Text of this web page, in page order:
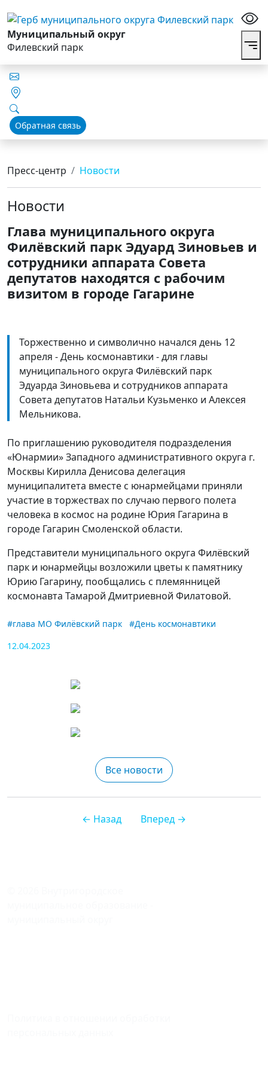
Муниципальный округ
Филевский парк
Обратная связь
Пресс-центр Новости
Новости
Глава муниципального округа
Филёвский парк Эдуард Зиновьев и
сотрудники аппарата Совета
депутатов находятся с рабочим
визитом в городе Гагарине
Торжественно и символично начался день 12
апреля - День космонавтики - для главы
муниципального округа Филёвский парк
Эдуарда Зиновьева и сотрудников аппарата
Совета депутатов Натальи Кузьменко и Алексея
Мельникова.
По приглашению руководителя подразделения
«Юнармии» Западного административного округа г.
Москвы Кирилла Денисова делегация
муниципалитета вместе с юнармейцами приняли
участие в торжествах по случаю первого полета
человека в космос на родине Юрия Гагарина в
городе Гагарин Смоленской области.
Представители муниципального округа Филёвский
парк и юнармейцы возложили цветы к памятнику
Юрию Гагарину, пообщались с племянницей
космонавта Тамарой Дмитриевной Филатовой.
#глава МО Филёвский парк
#День космонавтики
12.04.2023
Все новости
← Назад Вперед →